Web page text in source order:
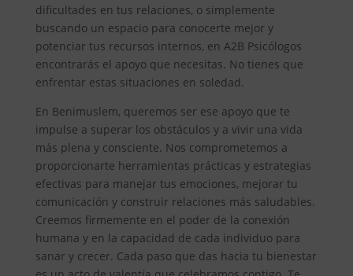
dificultades en tus relaciones, o simplemente
buscando un espacio para conocerte mejor y
potenciar tus recursos internos, en A2B Psicólogos
encontrarás el apoyo que necesitas. No tienes que
enfrentar estas situaciones en soledad.
En Benimuslem, queremos ser ese apoyo que te
impulse a superar los obstáculos y a vivir una vida
más plena y consciente. Nos comprometemos a
proporcionarte herramientas prácticas y estrategias
efectivas para manejar tus emociones, mejorar tu
comunicación y construir relaciones más saludables.
Creemos firmemente en el poder de la conexión
humana y en la capacidad de cada individuo para
sanar y crecer. Cada paso que das hacia tu bienestar